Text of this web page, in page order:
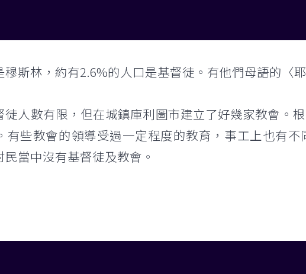
斯林，約有2.6%的人口是基督徒。有他們母語的〈
徒人數有限，但在城鎮庫利圖市建立了好幾家教會。
有些教會的領導受過一定程度的教育，事工上也有
當中沒有基督徒及教會。